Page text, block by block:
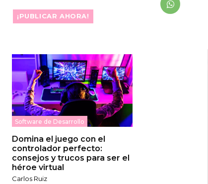
¡PUBLICAR AHORA!
Software de Desarrollo
Domina el juego con el
controlador perfecto:
consejos y trucos para ser el
héroe virtual
Carlos Ruiz